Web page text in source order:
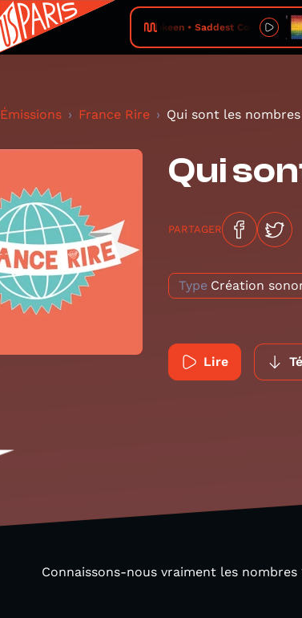
Nonkeen • Saddest Continent on
Émissions France Rire Qui sont les nombres
Qui
PARTAGER
Type Création
Lire
Connaissons-nous vraiment les nombres